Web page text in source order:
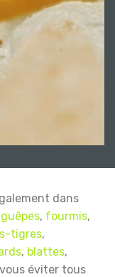
dans
guêpes, fourmis,
tigres,
, blattes,
éviter tous